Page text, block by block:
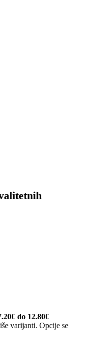
do 12.80€
varijanti. Opcije se